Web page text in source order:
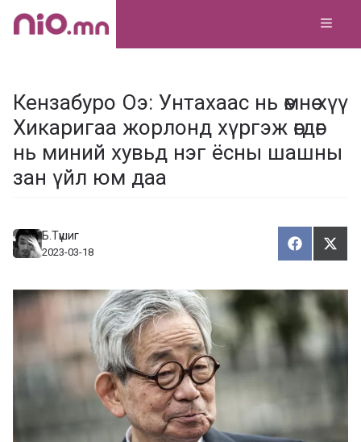
Skip
Кензабуро Оэ: Унтахаас нь өмнө хүү
Хикаригаа жорлонд хүргэж өгдөг
нь миний хувьд нэг ёсны шашны
зан үйл юм даа
Б.Түшиг
2023-03-18
Х
у
а
л
ц
х
Т
ү
э
э
х